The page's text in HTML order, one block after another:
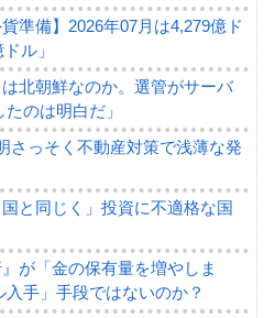
貨準備】2026年07月は4,279億ド
ル」
北朝鮮なのか。選管がサーバ
のは明白だ」
さっそく不動産対策で浅薄な発
と同じく」投資に不適格な国
』が「金の保有量を増やしま
手」手段ではないのか？